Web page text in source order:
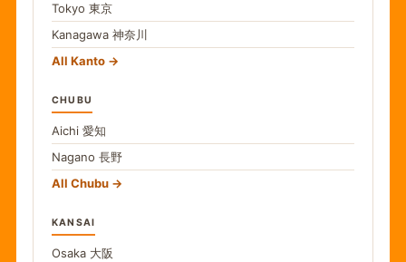
Tokyo 東京
Kanagawa 神奈川
All Kanto
CHUBU
Aichi 愛知
Nagano 長野
All Chubu
KANSAI
Osaka 大阪